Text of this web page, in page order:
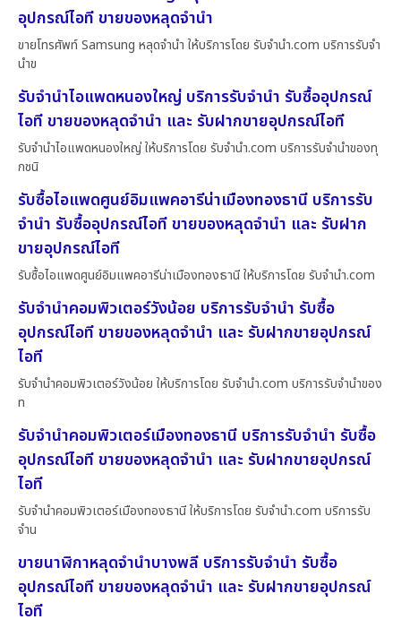
อุปกรณ์ไอที ขายของหลุดจำนำ
ขายโทรศัพท์ Samsung หลุดจำนำ ให้บริการโดย รับจํานํา.com บริการรับจำ
นำข
รับจำนำไอแพดหนองใหญ่ บริการรับจำนำ รับซื้ออุปกรณ์
ไอที ขายของหลุดจำนำ และ รับฝากขายอุปกรณ์ไอที
รับจำนำไอแพดหนองใหญ่ ให้บริการโดย รับจํานํา.com บริการรับจำนำของทุ
กชนิ
รับซื้อไอแพดศูนย์อิมแพคอารีน่าเมืองทองธานี บริการรับ
จำนำ รับซื้ออุปกรณ์ไอที ขายของหลุดจำนำ และ รับฝาก
ขายอุปกรณ์ไอที
รับซื้อไอแพดศูนย์อิมแพคอารีน่าเมืองทองธานี ให้บริการโดย รับจํานํา.com
รับจำนำคอมพิวเตอร์วังน้อย บริการรับจำนำ รับซื้อ
อุปกรณ์ไอที ขายของหลุดจำนำ และ รับฝากขายอุปกรณ์
ไอที
รับจำนำคอมพิวเตอร์วังน้อย ให้บริการโดย รับจํานํา.com บริการรับจำนำของ
ท
รับจำนำคอมพิวเตอร์เมืองทองธานี บริการรับจำนำ รับซื้อ
อุปกรณ์ไอที ขายของหลุดจำนำ และ รับฝากขายอุปกรณ์
ไอที
รับจำนำคอมพิวเตอร์เมืองทองธานี ให้บริการโดย รับจํานํา.com บริการรับ
จำน
ขายนาฬิกาหลุดจำนำบางพลี บริการรับจำนำ รับซื้อ
อุปกรณ์ไอที ขายของหลุดจำนำ และ รับฝากขายอุปกรณ์
ไอที